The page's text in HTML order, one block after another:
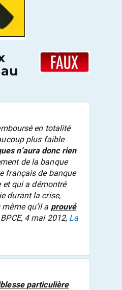
en totalité
plus faible
n’aura donc rien
de la banque
français de banque
qui a démontré
durant la crise,
qu’il a prouvé
4 mai 2012, La
particulière